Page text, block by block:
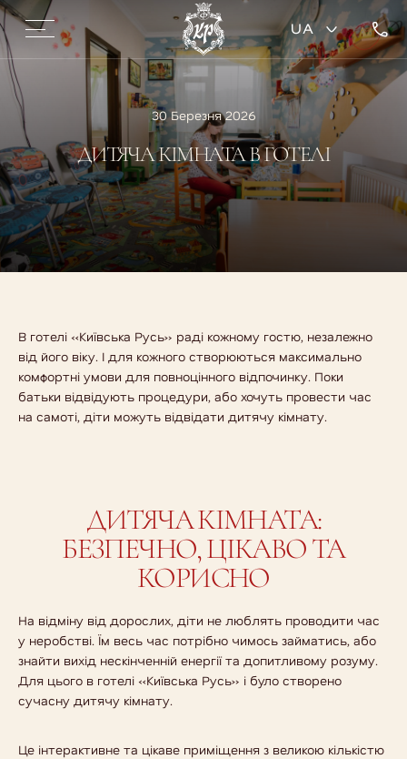
UA
30 Березня 2026
ДИТЯЧА КІМНАТА В ГОТЕЛІ
В готелі «Київська Русь» раді кожному гостю, незалежно
від його віку. І для кожного створюються максимально
комфортні умови для повноцінного відпочинку. Поки
батьки відвідують процедури, або хочуть провести час
на самоті, діти можуть відвідати дитячу кімнату.
ДИТЯЧА КІМНАТА:
БЕЗПЕЧНО, ЦІКАВО ТА
КОРИСНО
На відміну від дорослих, діти не люблять проводити час
у неробстві. Їм весь час потрібно чимось займатись, або
знайти вихід нескінченній енергії та допитливому розуму.
Для цього в готелі «Київська Русь» і було створено
сучасну дитячу кімнату.
Це інтерактивне та цікаве приміщення з великою кількістю